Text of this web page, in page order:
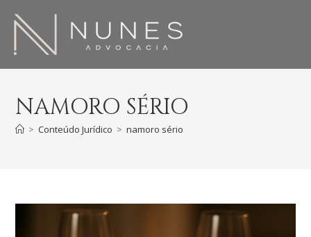
NAMORO SÉRIO
> Conteúdo Jurídico > namoro sério